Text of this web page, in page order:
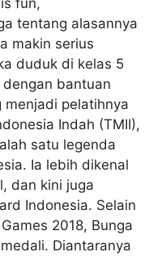
tentang alasannya
makin serius
duduk di kelas 5
bantuan
menjadi pelatihnya
Indah (TMII),
satu legenda
Ia lebih dikenal
dan kini juga
Indonesia. Selain
2018, Bunga
Diantaranya